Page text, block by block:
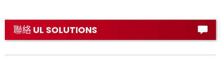
聯絡 UL SOLUTIONS